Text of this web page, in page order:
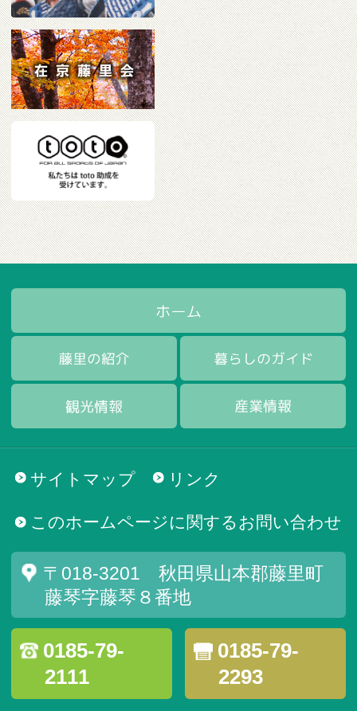
サイトマップ リンク
このホームページに関するお問い合わせ
〒018-3201 秋田県山本郡藤里町
藤琴字藤琴８番地
0185-79-
2111
0185-79-
2293